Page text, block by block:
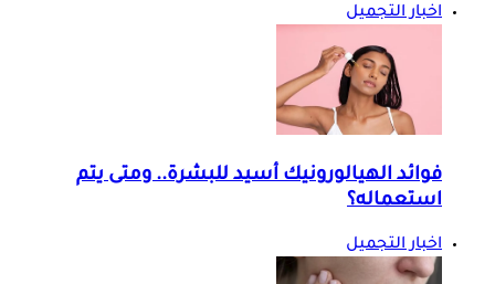
اخبار التجميل
فوائد الهيالورونيك أسيد للبشرة.. ومتى يتم
استعماله؟
اخبار التجميل